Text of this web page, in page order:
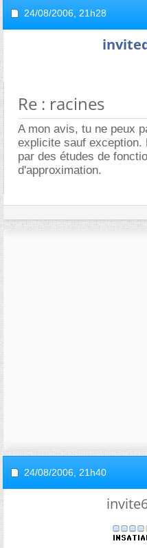
24/08/2006, 21h28
Re : racines
A mon avis, tu ne peux
explicite sauf exception.
par des études de
d'approximation.
24/08/2006, 21h40